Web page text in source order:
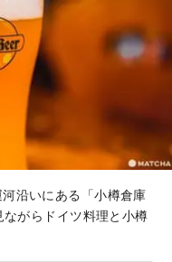
沿いにある「小樽倉庫
がらドイツ料理と小樽